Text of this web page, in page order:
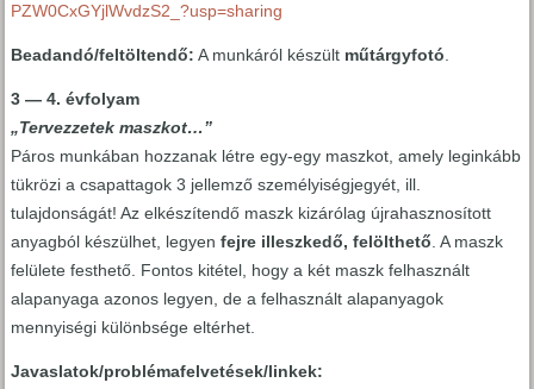
PZW0CxGYjlWvdzS2_?usp=sharing
Beadandó/feltöltendő: A munkáról készült műtárgyfotó
3 — 4. évfolyam
„Tervezzetek maszkot…”
Páros munkában hozzanak létre egy-egy maszkot, amely leginkább
tükrözi a csapattagok 3 jellemző személyiségjegyét, ill.
tulajdonságát! Az elkészítendő maszk kizárólag újrahasznosított
anyagból készülhet, legyenfejre illeszkedő, felölthető . A maszk
felülete festhető. Fontos kitétel, hogy a két maszk felhasznált
alapanyaga azonos legyen, de a felhasznált alapanyagok
mennyiségi különbsége eltérhet.
Javaslatok/problémafelvetések/linkek: